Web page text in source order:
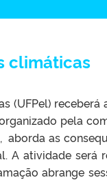
climáticas
(UFPel)
pela
aborda as
A atividade será
abrange